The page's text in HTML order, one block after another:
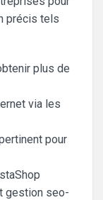
précis tels
plus de
via les
pour
gestion seo-